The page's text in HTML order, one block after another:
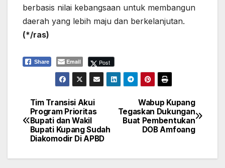
berbasis nilai kebangsaan untuk membangun
daerah yang lebih maju dan berkelanjutan.
(*/ras)
Share Email Post
Navigasi
pos
Wabup Kupang
Tegaskan Dukungan
Buat Pembentukan
DOB Amfoang
Tim Transisi Akui
Program Prioritas
Bupati dan Wakil
Bupati Kupang Sudah
Diakomodir Di APBD